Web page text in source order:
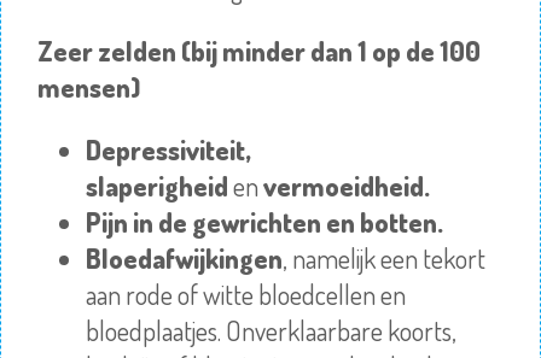
Zeer zelden (bij minder dan 1 op de 100
mensen)
Depressiviteit,
slaperigheidenvermoeidheid.
Pijn in de gewrichten en botten.
Bloedafwijkingen, namelijk een tekort
aan rode of witte bloedcellen en
bloedplaatjes. Onverklaarbare koorts,